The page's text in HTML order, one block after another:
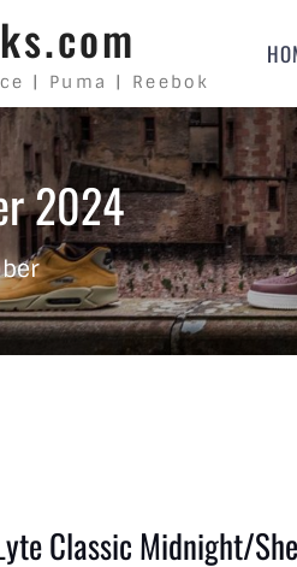
| Puma | Reebok
2024
Classic Midnight/